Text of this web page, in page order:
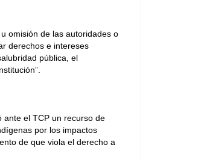
omisión de las autoridades o
derechos e intereses
pública, el
ante el TCP un recurso de
por los impactos
de que viola el derecho a